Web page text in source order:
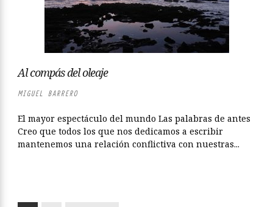
Al compás del oleaje
MIGUEL BARRERO
El mayor espectáculo del mundo Las palabras de antes
Creo que todos los que nos dedicamos a escribir
mantenemos una relación conflictiva con nuestras...